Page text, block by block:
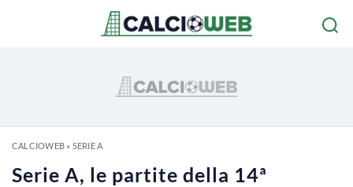
CALCIOWEB» SERIE A
Serie A, le partite della 14ª